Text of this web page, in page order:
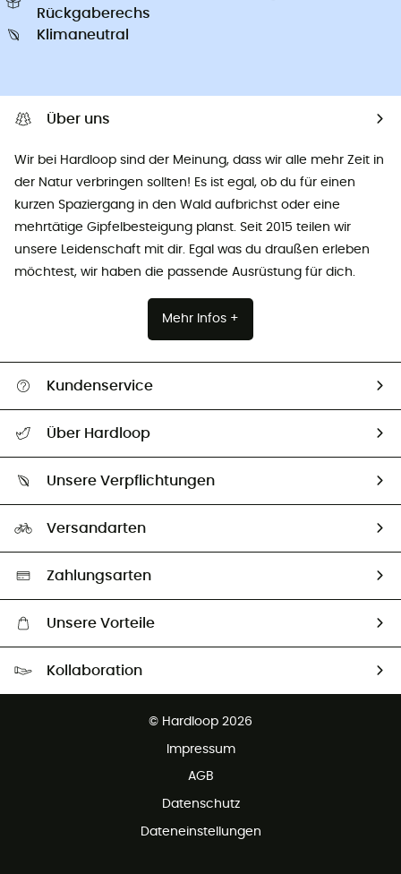
Rückgaberechs
Klimaneutral
Über uns
Wir bei Hardloop sind der Meinung, dass wir alle mehr Zeit in
der Natur verbringen sollten! Es ist egal, ob du für einen
kurzen Spaziergang in den Wald aufbrichst oder eine
mehrtätige Gipfelbesteigung planst. Seit 2015 teilen wir
unsere Leidenschaft mit dir. Egal was du draußen erleben
möchtest, wir haben die passende Ausrüstung für dich.
Mehr Infos +
Kundenservice
Größentabelle
Vertrag widerrufen
Über Hardloop
Unsere Botschafter
Unsere Verpflichtungen
Auswahl an nachhaltigen Produkten
Versandarten
Zahlungsarten
Unsere Vorteile
Kollaboration
© Hardloop 2026
Impressum
AGB
Datenschutz
Dateneinstellungen